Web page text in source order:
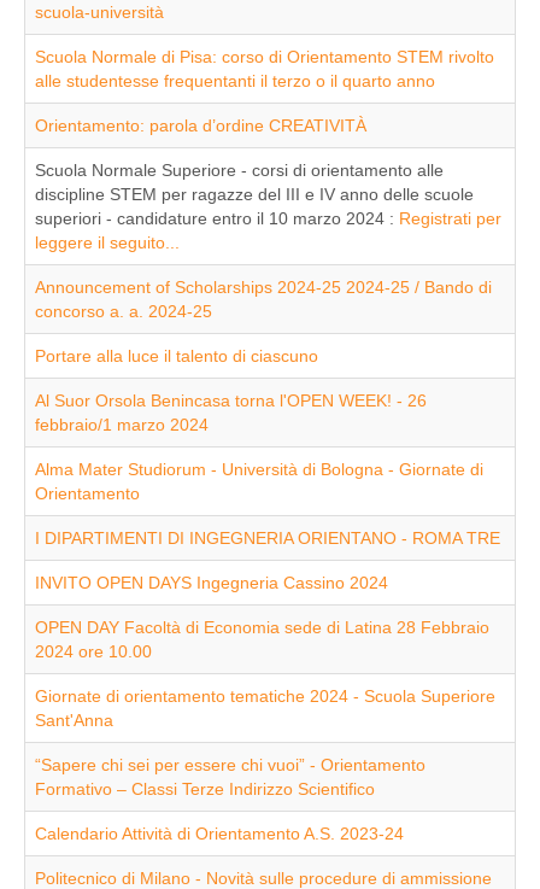
scuola-università
Scuola Normale di Pisa: corso di Orientamento STEM rivolto
alle studentesse frequentanti il terzo o il quarto anno
Orientamento: parola d’ordine CREATIVITÀ
Scuola Normale Superiore - corsi di orientamento alle
discipline STEM per ragazze del III e IV anno delle scuole
superiori - candidature entro il 10 marzo 2024 : Registrati per
leggere il seguito...
Announcement of Scholarships 2024-25 2024-25 / Bando di
concorso a. a. 2024-25
Portare alla luce il talento di ciascuno
Al Suor Orsola Benincasa torna l'OPEN WEEK! - 26
febbraio/1 marzo 2024
Alma Mater Studiorum - Università di Bologna - Giornate di
Orientamento
I DIPARTIMENTI DI INGEGNERIA ORIENTANO - ROMA TRE
INVITO OPEN DAYS Ingegneria Cassino 2024
OPEN DAY Facoltà di Economia sede di Latina 28 Febbraio
2024 ore 10.00
Giornate di orientamento tematiche 2024 - Scuola Superiore
Sant'Anna
“Sapere chi sei per essere chi vuoi” - Orientamento
Formativo – Classi Terze Indirizzo Scientifico
Calendario Attività di Orientamento A.S. 2023-24
Politecnico di Milano - Novità sulle procedure di ammissione